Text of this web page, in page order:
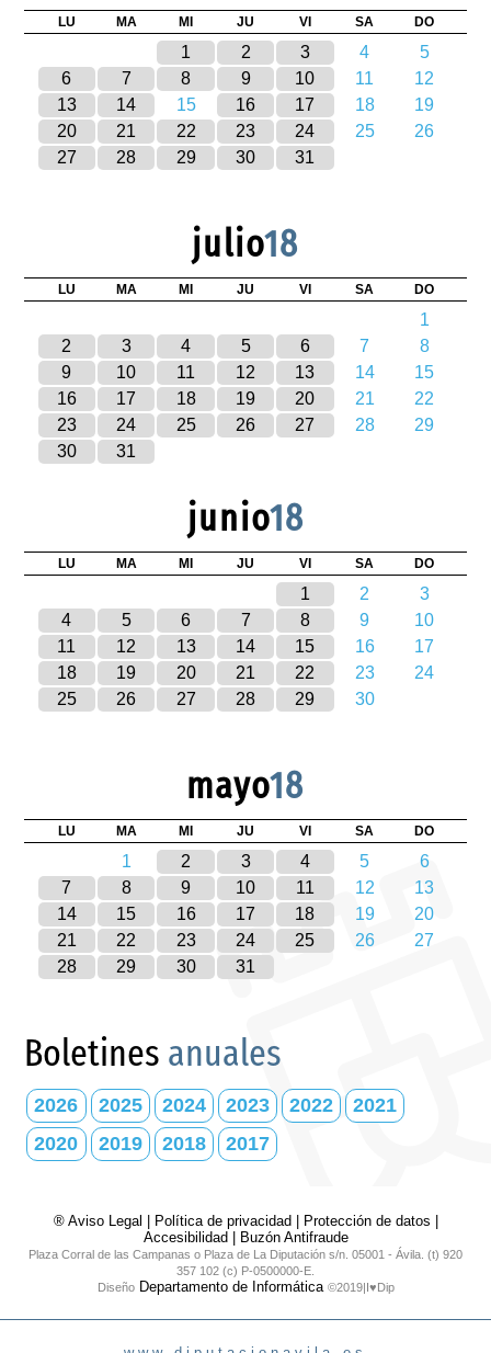
LU MA MI JU VI SA DO
1 2 3 4
5
6
7 8 9 10 11
12
13
14 15 16 17 18
19
20
21 22 23 24 25
26
27
28 29 30 31
julio18
LU MA MI JU VI SA DO
1
2
3 4 5 6 7
8
9
10 11 12 13 14
15
16
17 18 19 20 21
22
23
24 25 26 27 28
29
30
31
junio18
LU MA MI JU VI SA DO
1 2
3
4
5 6 7 8 9
10
11
12 13 14 15 16
17
18
19 20 21 22 23
24
25
26 27 28 29 30
mayo18
LU MA MI JU VI SA DO
1 2 3 4 5
6
7
8 9 10 11 12
13
14
15 16 17 18 19
20
21
22 23 24 25 26
27
28
29 30 31
Boletines anuales
2026 2025 2024 2023 2022
2021
2020
2019 2018 2017
® Aviso Legal | Política de privacidad| Protección de datos |
Accesibilidad| Buzón Antifraude
Plaza Corral de las Campanas o Plaza de La Diputación s/n. 05001 - Ávila. (t) 920
357 102 (c) P-0500000-E.
DiseñoDepartamento de Informática ©2019|I♥Dip